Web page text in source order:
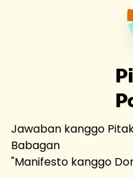
Jawaban kanggo
Babagan
"Manifesto kanggo